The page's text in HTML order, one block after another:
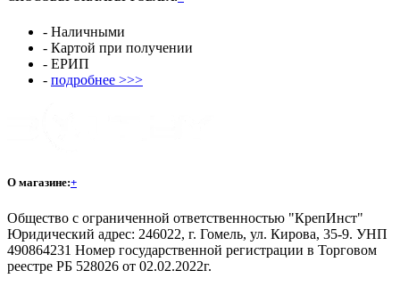
- Наличными
- Картой при получении
- ЕРИП
- подробнее >>>
О магазине:+
Общество с ограниченной ответственностью "КрепИнст"
Юридический адрес: 246022, г. Гомель, ул. Кирова, 35-9. УНП
490864231 Номер государственной регистрации в Торговом
реестре РБ 528026 от 02.02.2022г.